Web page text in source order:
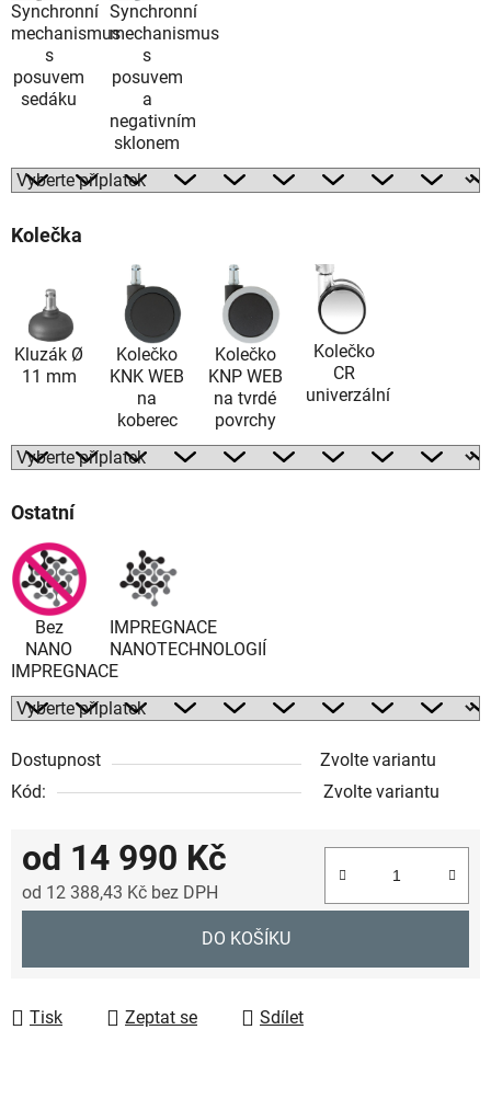
Synchronní
mechanismus
s
posuvem
sedáku
Synchronní
mechanismus
s
posuvem
a
negativním
sklonem
Kolečka
Kluzák Ø
11 mm
Kolečko
KNK WEB
na
koberec
Kolečko
KNP WEB
na tvrdé
povrchy
Kolečko
CR
univerzální
Ostatní
Bez
NANO
IMPREGNACE
IMPREGNACE
NANOTECHNOLOGIÍ
Dostupnost
Zvolte variantu
Kód:
Zvolte variantu
od 14 990 Kč
od 12 388,43 Kč bez DPH
DO KOŠÍKU
Tisk Zeptat se Sdílet